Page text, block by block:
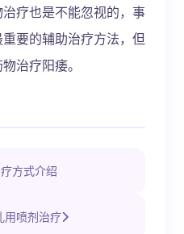
疗也是不能忽视的，事
要的辅助治疗方法，但
治疗阳痿。
方式介绍
用喷剂治疗